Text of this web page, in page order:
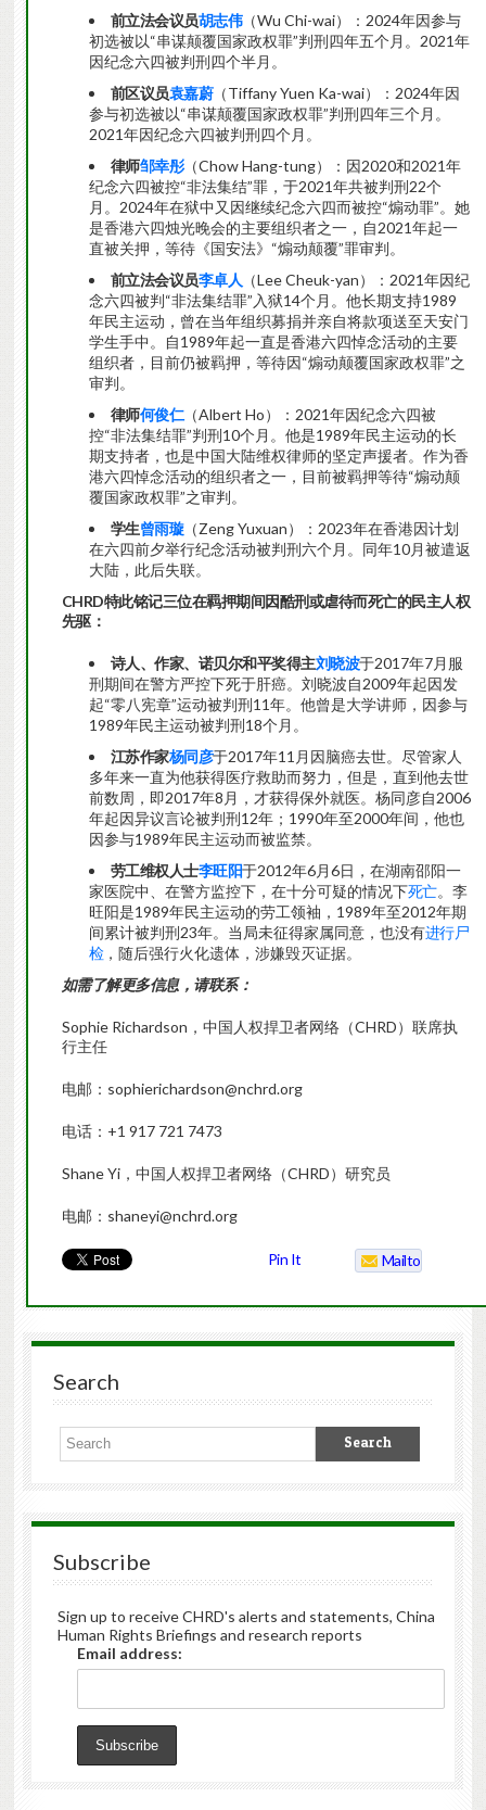
前立法会议员胡志伟（Wu Chi-wai）：2024年因参与
初选被以“串谋颠覆国家政权罪”判刑四年五个月。2021年
因纪念六四被判刑四个半月。
前区议员袁嘉蔚（Tiffany Yuen Ka-wai）：2024年因
参与初选被以“串谋颠覆国家政权罪”判刑四年三个月。
2021年因纪念六四被判刑四个月。
律师邹幸彤（Chow Hang-tung）：因2020和2021年
纪念六四被控“非法集结”罪，于2021年共被判刑22个
月。2024年在狱中又因继续纪念六四而被控“煽动罪”。她
是香港六四烛光晚会的主要组织者之一，自2021年起一
直被关押，等待《国安法》“煽动颠覆”罪审判。
前立法会议员李卓人 （Lee Cheuk-yan）：2021年因纪
念六四被判“非法集结罪”入狱14个月。他长期支持1989
年民主运动，曾在当年组织募捐并亲自将款项送至天安门
学生手中。自1989年起一直是香港六四悼念活动的主要
组织者，目前仍被羁押，等待因“煽动颠覆国家政权罪”之
审判。
律师何俊仁（Albert Ho）：2021年因纪念六四被
控“非法集结罪”判刑10个月。他是1989年民主运动的长
期支持者，也是中国大陆维权律师的坚定声援者。作为香
港六四悼念活动的组织者之一，目前被羁押等待“煽动颠
覆国家政权罪”之审判。
学生曾雨璇（Zeng Yuxuan）：2023年在香港因计划
在六四前夕举行纪念活动被判刑六个月。同年10月被遣返
大陆，此后失联。
CHRD特此铭记三位在羁押期间因酷刑或虐待而死亡的民主人权
先驱：
诗人、作家、诺贝尔和平奖得主刘晓波于2017年7月服
刑期间在警方严控下死于肝癌。刘晓波自2009年起因发
起“零八宪章”运动被判刑11年。他曾是大学讲师，因参与
1989年民主运动被判刑18个月。
江苏作家杨同彦于2017年11月因脑癌去世。尽管家人
多年来一直为他获得医疗救助而努力，但是，直到他去世
前数周，即2017年8月，才获得保外就医。杨同彦自2006
年起因异议言论被判刑12年；1990年至2000年间，他也
因参与1989年民主运动而被监禁。
劳工维权人士李旺阳于2012年6月6日，在湖南邵阳一
家医院中、在警方监控下，在十分可疑的情况下死亡。李
旺阳是1989年民主运动的劳工领袖，1989年至2012年期
间累计被判刑23年。当局未征得家属同意，也没有进行尸
检 ，随后强行火化遗体，涉嫌毁灭证据。
如需了解更多信息，请联系：
Sophie Richardson，中国人权捍卫者网络（CHRD）联席执
行主任
电邮：sophierichardson@nchrd.org
电话：+1 917 721 7473
Shane Yi，中国人权捍卫者网络（CHRD）研究员
电邮：shaneyi@nchrd.org
Pin It Mailto
Search
Subscribe
Sign up to receive CHRD's alerts and statements, China
Human Rights Briefings and research reports
Email address: